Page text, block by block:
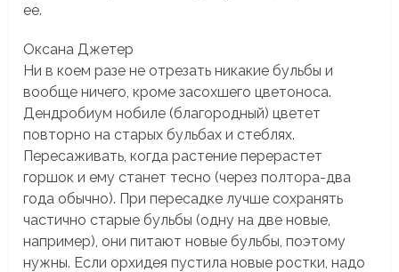
ее.
Оксана Джетер
Ни в коем разе не отрезать никакие бульбы и
вообще ничего, кроме засохшего цветоноса.
Дендробиум нобиле (благородный) цветет
повторно на старых бульбах и стеблях.
Пересаживать, когда растение перерастет
горшок и ему станет тесно (через полтора-два
года обычно). При пересадке лучше сохранять
частично старые бульбы (одну на две новые,
например), они питают новые бульбы, поэтому
нужны. Если орхидея пустила новые ростки, надо